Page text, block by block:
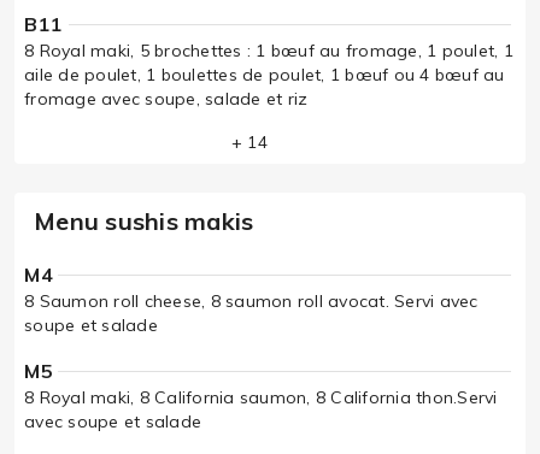
B11
8 Royal maki, 5 brochettes : 1 bœuf au fromage, 1 poulet, 1
aile de poulet, 1 boulettes de poulet, 1 bœuf ou 4 bœuf au
fromage avec soupe, salade et riz
+ 14
Menu sushis makis
M4
8 Saumon roll cheese, 8 saumon roll avocat. Servi avec
soupe et salade
M5
8 Royal maki, 8 California saumon, 8 California thon.Servi
avec soupe et salade